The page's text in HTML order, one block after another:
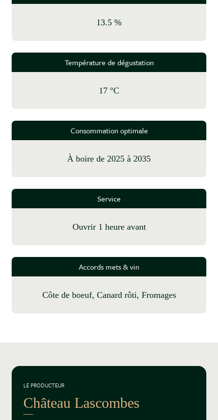
13.5 %
Température de dégustation
17 °C
Consommation optimale
à boire de 2025 à 2035
Service
Ouvrir 1 heure avant
Accords mets & vin
Côte de boeuf, Canard rôti, Fromages
LE PRODUCTEUR
Château Lascombes